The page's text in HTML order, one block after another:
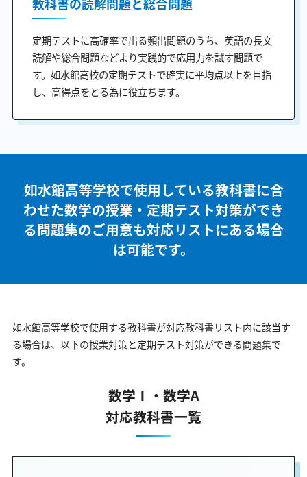
定期テストに高確率で出る頻出問題のうち、英語の長文
読解や総合問題などより実践的で応用力を試す問題で
す。如水館高校の定期テストで確実に平均点以上を目指
し、高得点をとる為に役立ちます。
如水館高等学校で使用している教科書に合
わせた数学の授業・定期テスト対策ができ
る問題集のご用意も対応リストにある場合
は可能です。
如水館高等学校で使用する教科書が対応教科書リスト内に該当す
る場合は、以下の授業対策と定期テスト対策ができる問題集で
す。
数学Ⅰ・数学A
対応教科書一覧